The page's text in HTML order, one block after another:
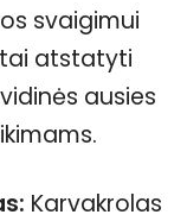
svaigimui
atstatyti
ausies
Karvakrolas